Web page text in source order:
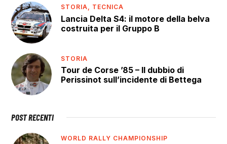
STORIA, TECNICA
Lancia Delta S4: il motore della belva
costruita per il Gruppo B
STORIA
Tour de Corse ’85 – Il dubbio di
Perissinot sull’incidente di Bettega
POST RECENTI
WORLD RALLY CHAMPIONSHIP